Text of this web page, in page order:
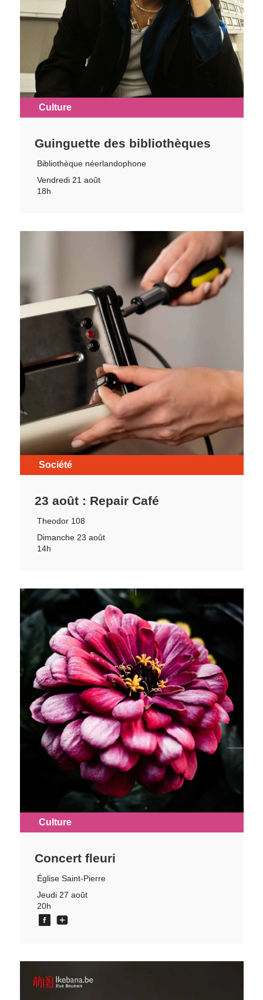
Culture
Guinguette des bibliothèques
Bibliothèque néerlandophone
Vendredi 21 août
18h
Société
23 août : Repair Café
Theodor 108
Dimanche 23 août
14h
Culture
Concert fleuri
Église Saint-Pierre
Jeudi 27 août
20h